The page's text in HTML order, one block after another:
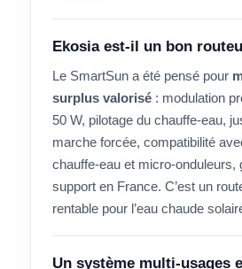
Ekosia est-il un bon
Le SmartSun a été pensé pour
surplus valorisé : modulation
50 W, pilotage du chauffe-eau,
marche forcée, compatibilité
chauffe-eau et micro-onduleurs,
support en France. C’est un
rentable pour l’eau chaude
Un système multi-usages